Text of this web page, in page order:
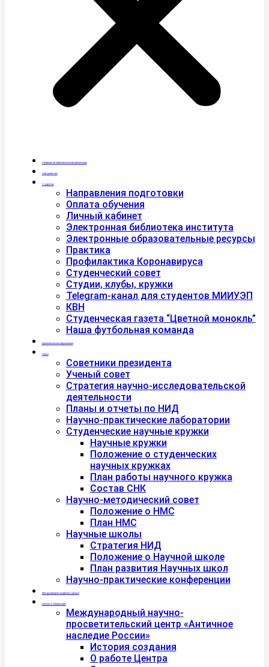
Сведения об образовательной организации
Абитуриентам
Студентам
Направления подготовки
Оплата обучения
Личный кабинет
Электронная библиотека института
Электронные образовательные ресурсы
Практика
Профилактика Коронавируса
Студенческий совет
Студии, клубы, кружки
Telegram-канал для студентов МИИУЭП
КВН
Студенческая газета “Цветной монокль”
Наша футбольная команда
Дополнительное образование
Наука
Советники президента
Ученый совет
Стратегия научно-исследовательской
деятельности
Планы и отчеты по НИД
Научно-практические лаборатории
Студенческие научные кружки
Научные кружки
Положение о студенческих
научных кружках
План работы научного кружка
Состав СНК
Научно-методический совет
Положение о НМС
План НМС
Научные школы
Стратегия НИД
Положение о Научной школе
План развития Научных школ
Научно-практические конференции
Международная академия туризма
Центры и лаборатории
Международный научно-
просветительский центр «Античное
наследие России»
История создания
О работе Центра